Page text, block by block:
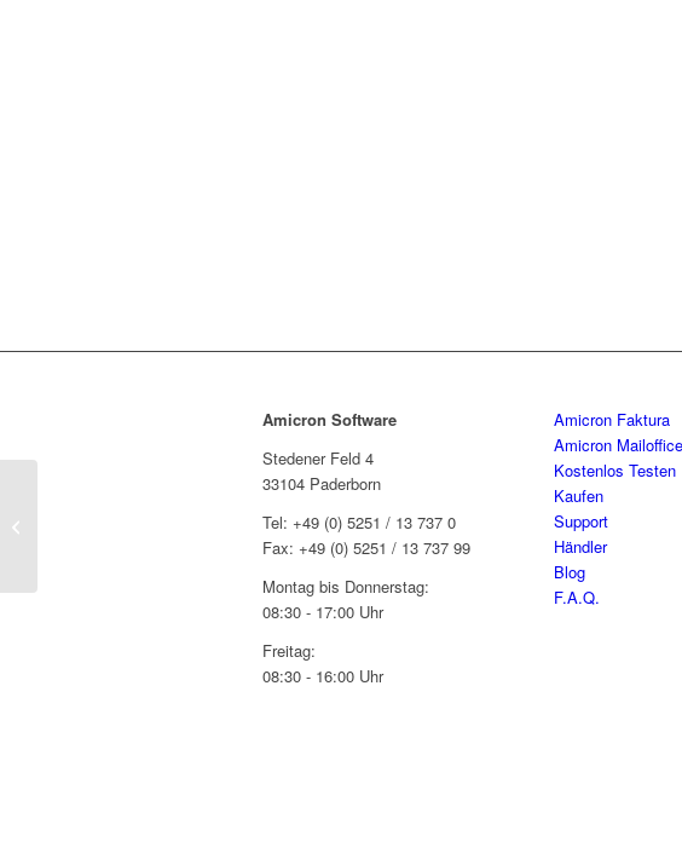
Amicron Software
Stedener Feld 4
33104 Paderborn
Tel: +49 (0) 5251 / 13 737 0
Fax: +49 (0) 5251 / 13 737 99
Montag bis Donnerstag:
08:30 - 17:00 Uhr
Freitag:
08:30 - 16:00 Uhr
Amicron Faktura
Amicron Mailoffice
Kostenlos Testen
Kaufen
Support
Händler
Blog
F.A.Q.
Rabattgruppen und Rabattmatrix